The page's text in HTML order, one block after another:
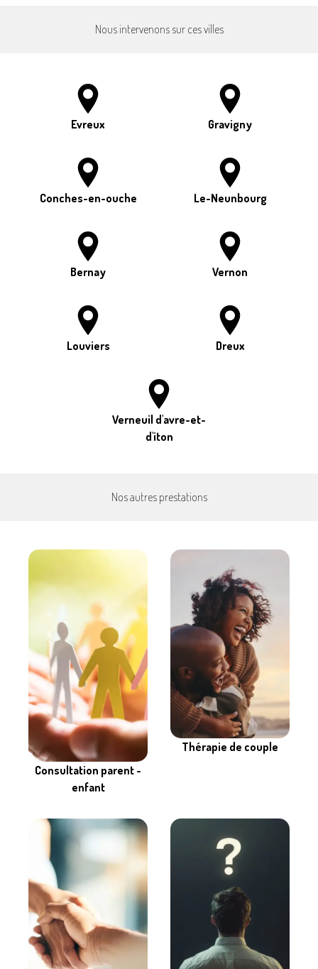
Nous intervenons sur ces villes
Evreux Gravigny
Conches-en-ouche Le-Neunbourg
Bernay Vernon
Louviers Dreux
Verneuil d'avre-et-
d'iton
Nos autres prestations
Consultation parent -
enfant
Thérapie de couple